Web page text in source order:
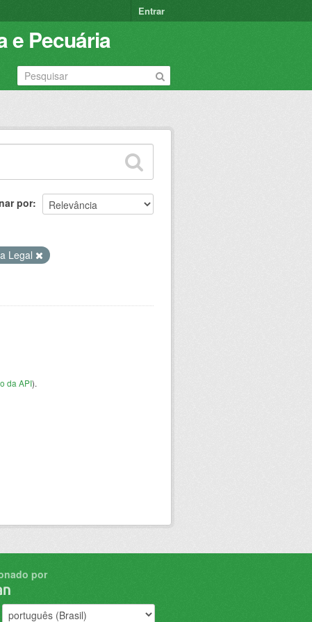
Entrar
e Pecuária
por
Legal
da API).
por